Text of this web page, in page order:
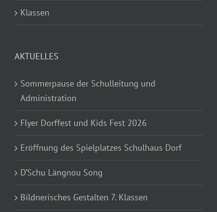
Klassen
AKTUELLES
Sommerpause der Schulleitung und
Administration
Flyer Dorffest und Kids Fest 2026
Eröffnung des Spielplatzes Schulhaus Dorf
D’Schu Längnou Song
Bildnerisches Gestalten 7. Klassen